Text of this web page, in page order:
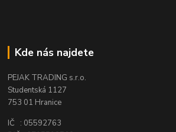
Kde nás najdete
PEJAK TRADING s.r.o.
Studentská 1127
753 01 Hranice
IČ : 05592763